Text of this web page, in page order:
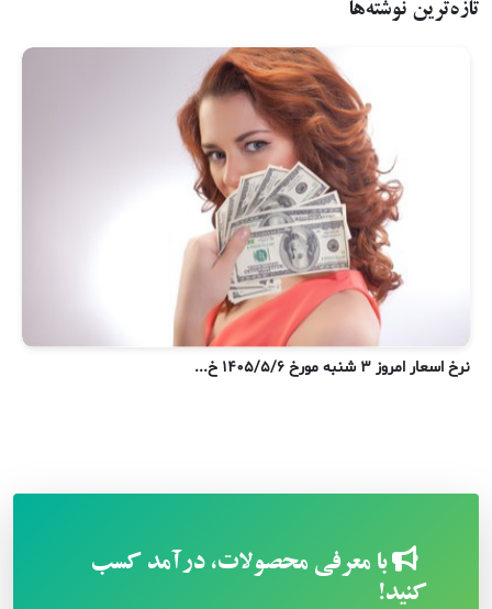
تازه‌ترین نوشته‌ها
نرخ اسعار امروز ۳ شنبه مورخ ۱۴۰۵/۵/۶ خ...
با معرفی محصولات، درآمد کسب
کنید!